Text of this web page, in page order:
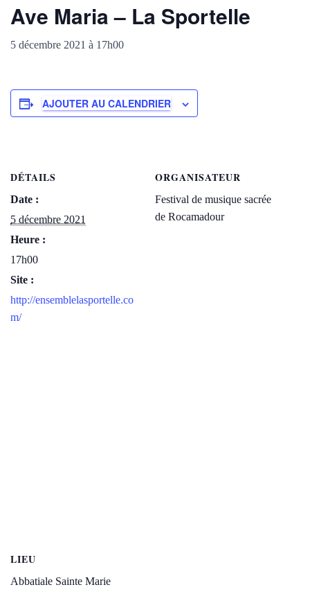
Ave Maria – La Sportelle
5 décembre 2021 à 17h00
AJOUTER AU CALENDRIER
DÉTAILS
Date :
5 décembre 2021
Heure :
17h00
Site :
http://ensemblelasportelle.co
m/
ORGANISATEUR
Festival de musique sacrée
de Rocamadour
LIEU
Abbatiale Sainte Marie